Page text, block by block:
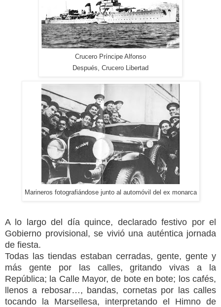
Crucero Príncipe Alfonso
Después, Crucero Libertad
Marineros fotografiándose junto al automóvil del ex monarca
A lo largo del día quince, declarado festivo por el
Gobierno provisional, se vivió una auténtica jornada
de fiesta.
Todas las tiendas estaban cerradas, gente, gente y
más gente por las calles, gritando vivas a la
República; la Calle Mayor, de bote en bote; los cafés,
llenos a rebosar…, bandas, cornetas por las calles
tocando la Marsellesa, interpretando el Himno de